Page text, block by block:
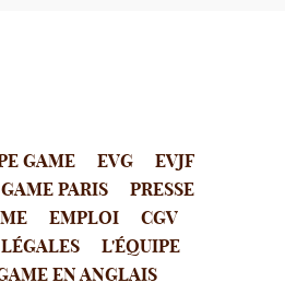
GAME EVG
EVJF
PARIS
PRESSE
EMPLOI
CGV
L'ÉQUIPE
EN ANGLAIS